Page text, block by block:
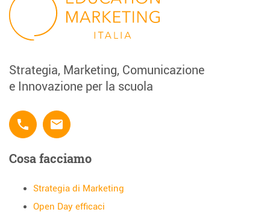
articoli
Strategia, Marketing, Comunicazione
e Innovazione per la scuola
phone email
Cosa facciamo
Strategia di Marketing
Open Day efficaci